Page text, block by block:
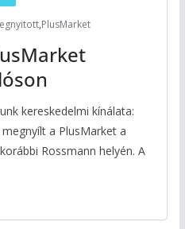
,PlusMarket
kereskedelmi kínálata:
a PlusMarket a
Rossmann helyén. A